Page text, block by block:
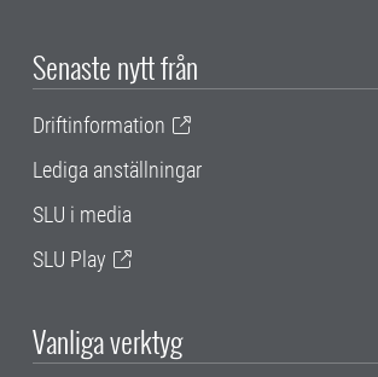
Senaste nytt från
Driftinformation
Lediga anställningar
SLU i media
SLU Play
Vanliga verktyg